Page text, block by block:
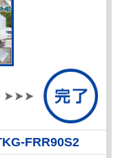
FRR90S2